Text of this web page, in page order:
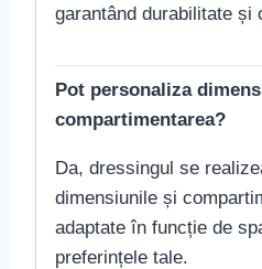
garantând durabilitate și
Pot personaliza
compartimentarea?
Da, dressingul se
dimensiunile și
adaptate în funcție de
preferințele tale.